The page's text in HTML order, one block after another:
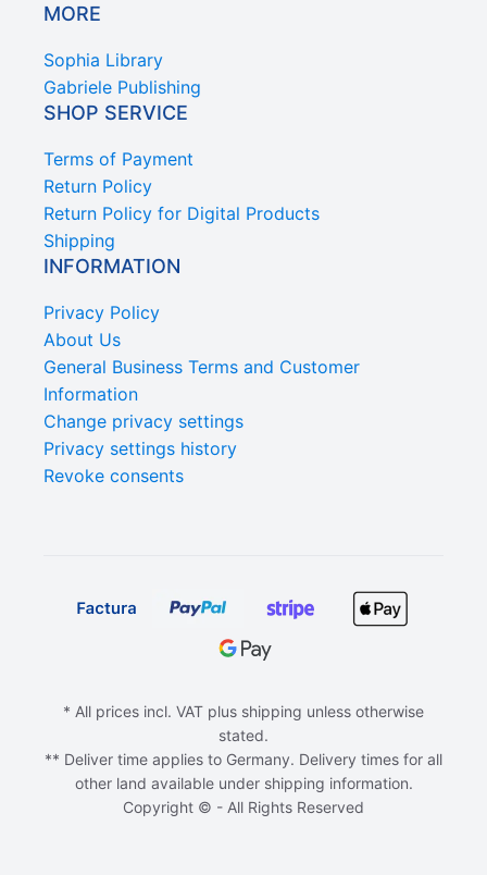
MORE
Sophia Library
Gabriele Publishing
SHOP SERVICE
Terms of Payment
Return Policy
Return Policy for Digital Products
Shipping
INFORMATION
Privacy Policy
About Us
General Business Terms and Customer
Information
Change privacy settings
Privacy settings history
Revoke consents
* All prices incl. VAT plus shipping unless otherwise
stated.
** Deliver time applies to Germany. Delivery times for all
other land available under shipping information.
Copyright © - All Rights Reserved